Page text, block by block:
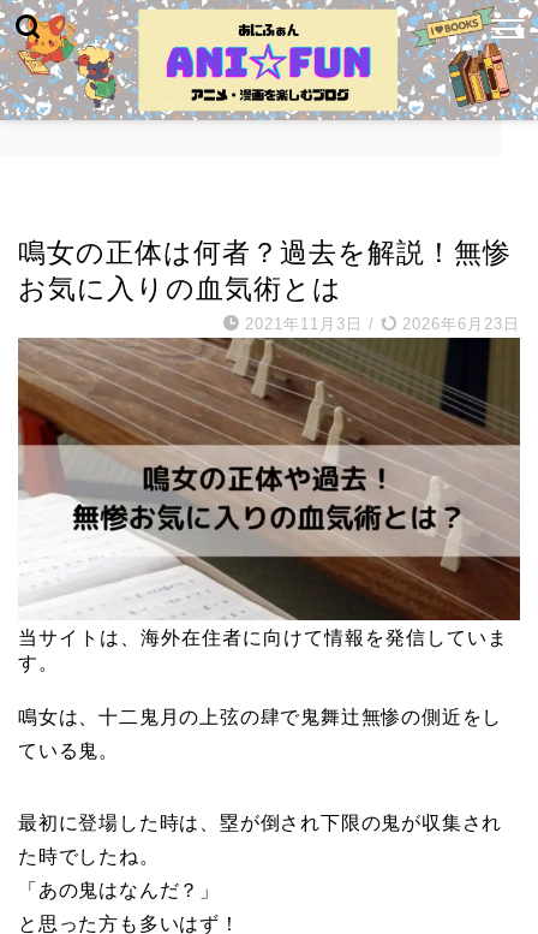
鳴女の正体は何者？過去を解説！無惨
お気に入りの血気術とは
2021年11月3日 / 2026年6月23日
当サイトは、海外在住者に向けて情報を発信していま
す。
鳴女は、十二鬼月の上弦の肆で鬼舞辻無惨の側近をし
ている鬼。
最初に登場した時は、塁が倒され下限の鬼が収集され
た時でしたね。
「あの鬼はなんだ？」
と思った方も多いはず！